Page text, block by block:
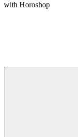
with Horoshop